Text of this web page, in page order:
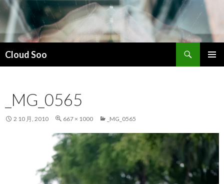
Cloud Soo
索
_MG_0565
2 10 月, 2010 667 × 1000 _MG_0565